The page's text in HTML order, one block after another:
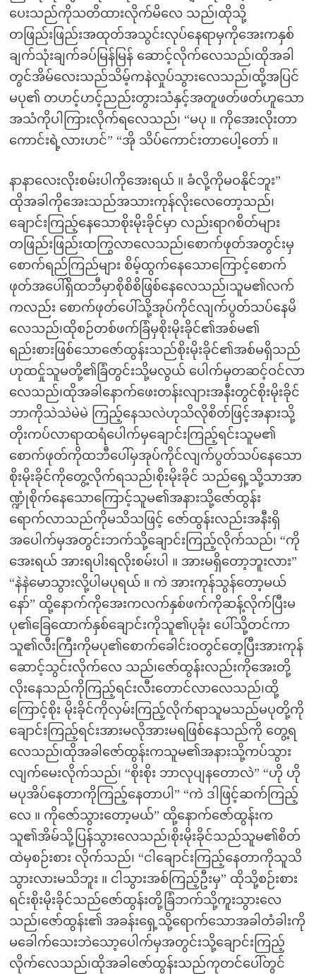
ပေးသည်ကိုသတိထားလိုက်မိလေ သည်၊ထိုသို့
တဖြည်းဖြည်းအထုတ်အသွင်းလုပ်နေရာမှကိုအေးကနှစ်
ချက်သုံးချက်ခပ်မြန်မြန် ဆောင့်လိုက်လေသည်၊ထိုအခါ
တွင်အိမ်လေးသည်သိမ့်ကနဲလှုပ်သွားလေသည်၊ထို့အပြင်
မပု၏ တဟင့်ဟင့်ညည်းတွားသံနှင့်အတူဖတ်ဖတ်ဟူသော
အသံကိုပါကြားလိုက်ရလေသည်၊ “မပု ။ ကိုအေးလိုးတာ
ကောင်းရဲ့လားဟင်” “အို သိပ်ကောင်းတာပေါ့တော် ။
နာနာလေးလိုးစမ်းပါကိုအေးရယ် ။ ခံလို့ကိုမဝနိုင်ဘူး”
ထိုအခါကိုအေးသည်အသားကုန်လိုးလေတော့သည်၊
ချောင်းကြည့်နေသောစိုးမိုးခိုင်မှာ လည်းရာဂစိတ်များ
တဖြည်းဖြည်းထကြွလာလေသည်၊စောက်ဖုတ်အတွင်းမှ
စောက်ရည်ကြည်များ စိမ့်ထွက်နေသောကြောင့်စောက်
ဖုတ်အပေါ်ရှိထဘီမှာစိုစိစိဖြစ်နေလေသည်၊သူမ၏လက်
ကလည်း စောက်ဖုတ်ပေါ်သို့အုပ်ကိုင်လျက်ပွတ်သပ်နေမိ
လေသည်၊ထိုစဉ်တစ်ဖက်ခြံမှစိုးမိုးခိုင်၏အစ်မ၏
ရည်းစားဖြစ်သောဇော်ထွန်းသည်စိုးမိုးခိုင်၏အစ်မရှိသည်
ဟုထင်ှုသူမတို့၏ခြံတွင်းသို့မလွယ် ပေါက်မှတဆင့်ဝင်လာ
လေသည်၊ထိုအခါနောက်ဖေးတန်းလျားအနီးတွင်စိုးမိုးခိုင်
ဘာကိုသဲသဲမဲမဲ ကြည့်နေသလဲဟုသိလိုစိတ်ဖြင့်အနားသို့
တိုးကပ်လာရာထရံပေါက်မှချောင်းကြည့်ရင်းသူမ၏
စောက်ဖုတ်ကိုထဘီပေါ်မှအုပ်ကိုင်လျက်ပွတ်သပ်နေသော
စိုးမိုးခိုင်ကိုတွေ့လိုက်ရသည်၊စိုးမိုးခိုင် သည်ရှေ့သို့သာအာ
ဏ္ဍုံစိုက်နေသောကြောင့်သူမ၏အနားသို့ဇော်ထွန်း
ရောက်လာသည်ကိုမသိသဖြင့် ဇော်ထွန်းလည်းအနီးရှိ
အပေါက်မှအတွင်းဘက်သို့ချောင်းကြည့်လိုက်သည်၊ “ကို
အေးရယ် အားရပါးရလိုးစမ်းပါ ။ အားမရှိတော့ဘူးလား”
“နဲနဲမောသွားလို့ပါမပုရယ် ။ ကဲ အားကုန်သွန်တော့မယ်
နော်” ထို့နောက်ကိုအေးကလက်နှစ်ဖက်ကိုဆန့်လိုက်ပြီးမ
ပု၏ခြေထောက်နှစ်ချောင်းကိုသူ၏ပုခုံး ပေါ်သို့တင်ကာ
သူ၏လီးကြီးကိုမပု၏စောက်ခေါင်းဝတွင်တေ့ပြီးအားကုန်
ဆောင့်သွင်းလိုက်လေ သည်၊ဇော်ထွန်းလည်းကိုအေးတို့
လိုးနေသည်ကိုကြည့်ရင်းလီးတောင်လာလေသည်၊ထို့
ကြောင့်စိုး မိုးခိုင်ကိုလှမ်းကြည့်လိုက်ရာသူမသည်မပုတို့ကို
ချောင်းကြည့်ရင်းအားမလိုအားမရဖြစ်နေသည်ကို တွေ့ရ
လေသည်၊ထိုအခါဇော်ထွန်းကသူမ၏အနားသို့ကပ်သွား
လျက်မေးလိုက်သည်၊ “စိုးစိုး ဘာလုပျနတောလဲ” “ဟို ဟို
မပုအိပ်နေတာကိုကြည့်နေတာပါ” “ကဲ ဒါဖြင့်ဆက်ကြည့်
လေ ။ ကိုဇော်သွားတော့မယ်” ထို့နောက်ဇော်ထွန်းက
သူ၏အိမ်သို့ပြန်သွားလေသည်၊စိုးမိုးခိုင်သည်သူမ၏စိတ်
ထဲမှစဉ်းစား လိုက်သည်၊ “ငါချောင်းကြည့်နေတာကိုသူသိ
သွားလားမသိဘူး ။ ငါသွားအစ်ကြည့်ဦးမှ” ထိုသို့စဉ်းစား
ရင်းစိုးမိုးခိုင်သည်ဇော်ထွန်းတို့ခြံဘက်သို့ကူးသွားလေ
သည်၊ဇော်ထွန်း၏ အခန်းရှေ့သို့ရောက်သောအခါတံခါးကို
မခေါက်သေးဘဲသော့ပေါက်မှအတွင်းသို့ချောင်းကြည့်
လိုက်လေသည်၊ထိုအခါဇော်ထွန်းသည်ကုတင်ပေါ်တွင်